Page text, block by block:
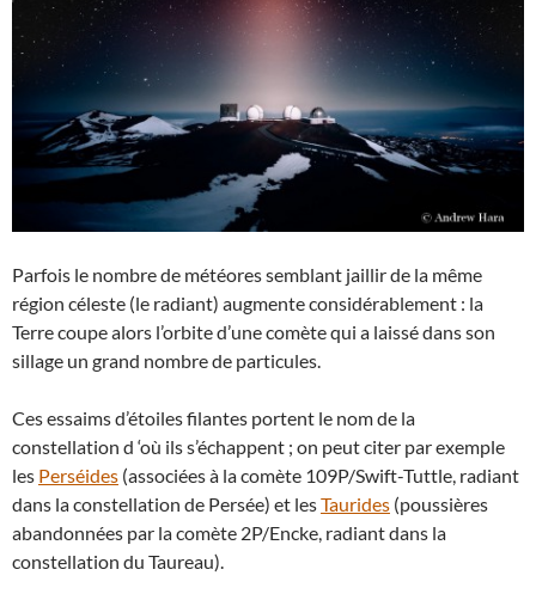
Parfois le nombre de météores semblant jaillir de la même
région céleste (le radiant) augmente considérablement : la
Terre coupe alors l’orbite d’une comète qui a laissé dans son
sillage un grand nombre de particules.
Ces essaims d’étoiles filantes portent le nom de la
constellation d ‘où ils s’échappent ; on peut citer par exemple
les Perséides (associées à la comète 109P/Swift-Tuttle, radiant
dans la constellation de Persée) et lesTaurides (poussières
abandonnées par la comète 2P/Encke, radiant dans la
constellation du Taureau).